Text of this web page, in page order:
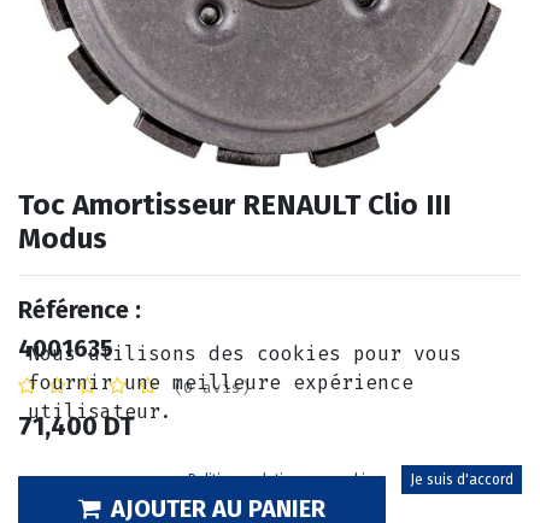
Toc Amortisseur RENAULT Clio III
Modus
Référence :
4001635
(0 avis)
71,400DT
AJOUTER AU PANIER
Nous utilisons des cookies pour vous
fournir une meilleure expérience
utilisateur.
Politique relative aux cookies Je suis d'accord